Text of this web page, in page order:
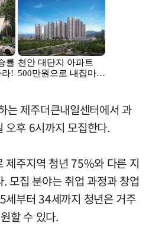
는 제주더큰내일센터에서 과
오후 6시까지 모집한다.
제주지역 청년 75%와 다른 지
모집 분야는 취업 과정과 창업
세부터 34세까지 청년은 거주
할 수 있다.